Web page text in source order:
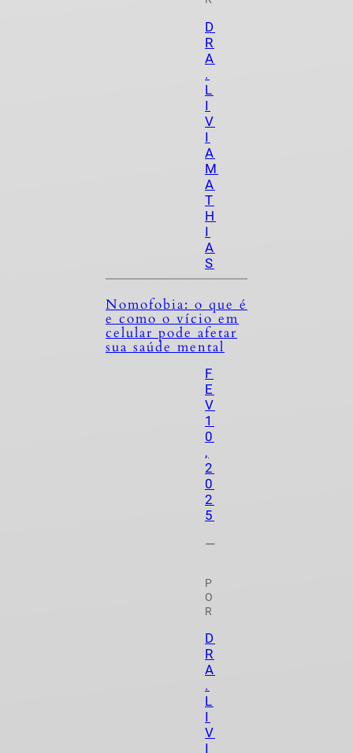
D
R
A
.
L
I
V
I
A
M
A
T
H
I
A
S
Nomofobia: o que é
e como o vício em
celular pode afetar
sua saúde mental
F
E
V
1
0
,
2
0
2
5
—
P
O
R
D
R
A
.
L
I
V
I